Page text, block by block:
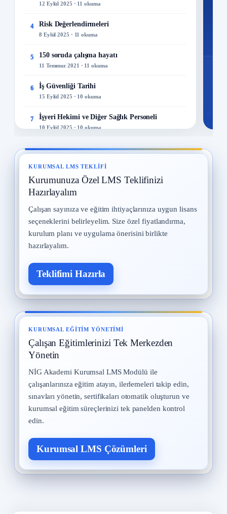
12 Eylül 2025 · 11 okuma
4 Risk Değerlendirmeleri
8 Eylül 2025 · 11 okuma
5 150 soruda çalışma hayatı
11 Temmuz 2021 · 11 okuma
6 İş Güvenliği Tarihi
15 Eylül 2025 · 10 okuma
7 İşyeri Hekimi ve Diğer Sağlık Personeli
10 Eylül 2025 · 10 okuma
8 Kadın Çalışanların Çalıştırılması
9 İş Kazaları
30 Temmuz 2025 · 10 okuma
10 Yangın ve Gazlar
29 Temmuz 2025 · 10 okuma
KURUMSAL LMS TEKLIFI
Kurumunuza Özel LMS Teklifinizi
Hazırlayalım
Çalışan sayınıza ve eğitim ihtiyaçlarınıza uygun lisans
seçeneklerini belirleyelim. Size özel fiyatlandırma,
kurulum planı ve uygulama önerisini birlikte
hazırlayalım.
Teklifimi Hazırla
KURUMSAL EĞITIM YÖNETIMI
Çalışan Eğitimlerinizi Tek Merkezden
Yönetin
NİG Akademi Kurumsal LMS Modülü ile
çalışanlarınıza eğitim atayın, ilerlemeleri takip edin,
sınavları yönetin, sertifikaları otomatik oluşturun ve
kurumsal eğitim süreçlerinizi tek panelden kontrol
edin.
Kurumsal LMS Çözümleri